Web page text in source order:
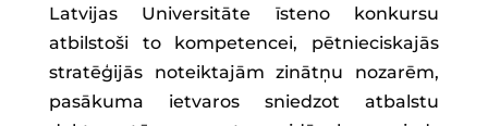
Latvijas Universitāte īsteno konkursu
atbilstoši to kompetencei, pētnieciskajās
stratēģijās noteiktajām zinātņu nozarēm,
pasākuma ietvaros sniedzot atbalstu